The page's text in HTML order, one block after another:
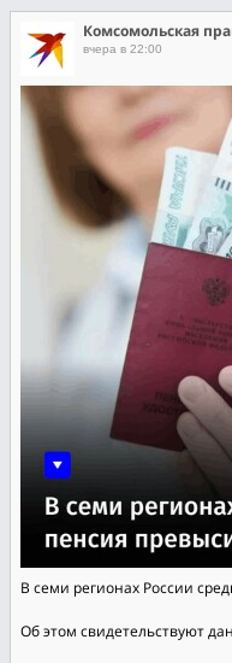
Комсомольская
вчера в 22:00
В семи регионах России
Об этом свидетельствуют